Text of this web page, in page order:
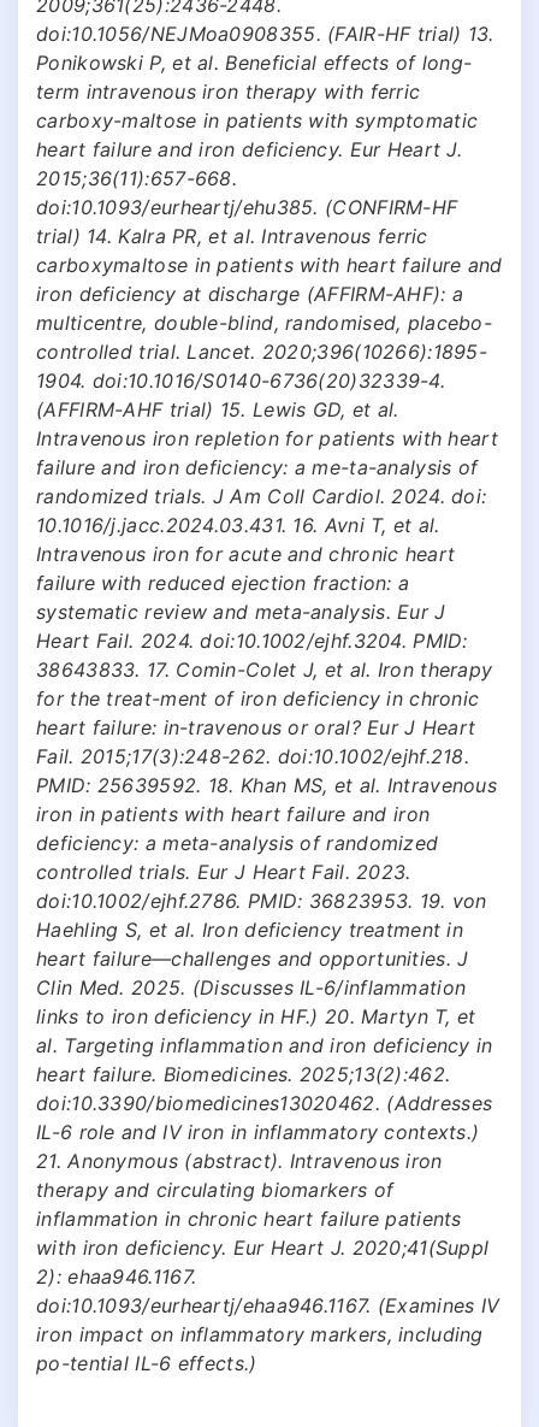
doi:10.1056/NEJMoa0908355. (FAIR-HF trial) 13.
Ponikowski P, et al. Beneficial effects of long-
term intravenous iron therapy with ferric
carboxy-maltose in patients with symptomatic
heart failure and iron deficiency. Eur Heart J.
2015;36(11):657-668.
doi:10.1093/eurheartj/ehu385. (CONFIRM-HF
trial) 14. Kalra PR, et al. Intravenous ferric
carboxymaltose in patients with heart failure and
iron deficiency at discharge (AFFIRM-AHF): a
multicentre, double-blind, randomised, placebo-
controlled trial. Lancet. 2020;396(10266):1895-
1904. doi:10.1016/S0140-6736(20)32339-4.
(AFFIRM-AHF trial) 15. Lewis GD, et al.
Intravenous iron repletion for patients with heart
failure and iron deficiency: a me-ta-analysis of
randomized trials. J Am Coll Cardiol. 2024. doi:
10.1016/j.jacc.2024.03.431. 16. Avni T, et al.
Intravenous iron for acute and chronic heart
failure with reduced ejection fraction: a
systematic review and meta-analysis. Eur J
Heart Fail. 2024. doi:10.1002/ejhf.3204. PMID:
38643833. 17. Comin-Colet J, et al. Iron therapy
for the treat-ment of iron deficiency in chronic
heart failure: in-travenous or oral? Eur J Heart
Fail. 2015;17(3):248-262. doi:10.1002/ejhf.218.
PMID: 25639592. 18. Khan MS, et al. Intravenous
iron in patients with heart failure and iron
deficiency: a meta-analysis of randomized
controlled trials. Eur J Heart Fail. 2023.
doi:10.1002/ejhf.2786. PMID: 36823953. 19. von
Haehling S, et al. Iron deficiency treatment in
heart failure—challenges and opportunities. J
Clin Med. 2025. (Discusses IL-6/inflammation
links to iron deficiency in HF.) 20. Martyn T, et
al. Targeting inflammation and iron deficiency in
heart failure. Biomedicines. 2025;13(2):462.
doi:10.3390/biomedicines13020462. (Addresses
IL-6 role and IV iron in inflammatory contexts.)
21. Anonymous (abstract). Intravenous iron
therapy and circulating biomarkers of
inflammation in chronic heart failure patients
with iron deficiency. Eur Heart J. 2020;41(Suppl
2): ehaa946.1167.
doi:10.1093/eurheartj/ehaa946.1167. (Examines IV
iron impact on inflammatory markers, including
po-tential IL-6 effects.)